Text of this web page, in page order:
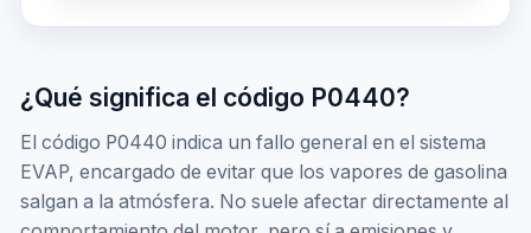
¿Qué significa el código P0440?
El código P0440 indica un fallo general en el sistema
EVAP, encargado de evitar que los vapores de gasolina
salgan a la atmósfera. No suele afectar directamente al